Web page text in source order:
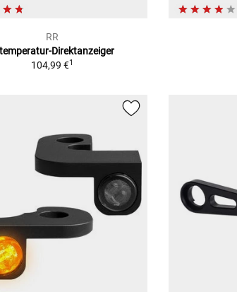
RR
Direktanzeiger
104,99 €1